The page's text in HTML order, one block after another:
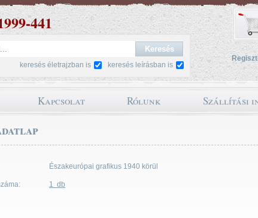
441
keresés leírásban is
keresés életrajzban is
Kapcsolat Rólunk Szállítási
Északeurópai grafikus 1940 körül
1 db